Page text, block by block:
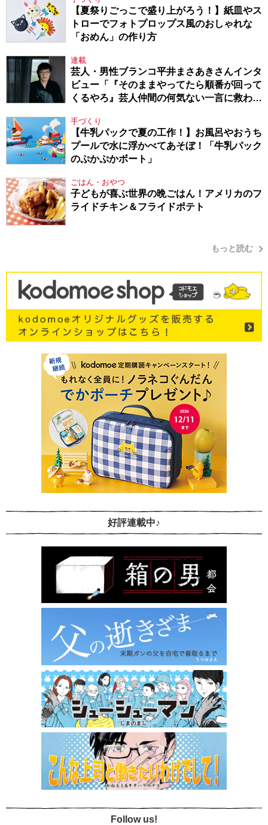
【夏祭りごっこで盛り上がろう！】紙皿やス
トローでフォトプロップス風のおしゃれな
「おめん」の作り方
連載
芸人・男性ブランコ平井まさあきさんインタ
ビュー「『そのままやってたら順番が回って
くるやろ』芸人仲間の何気ない一言に救われ
手づくり
【牛乳パックで夏の工作！】お風呂やおうち
プールで水に浮かべてあそぼ！「牛乳パック
のぷかぷかボート」
ごはん・おやつ
子どもが喜ぶ世界の晩ごはん！アメリカのフ
ライドチキン＆フライドポテト
もっと読む
好評連載中♪
Follow us!